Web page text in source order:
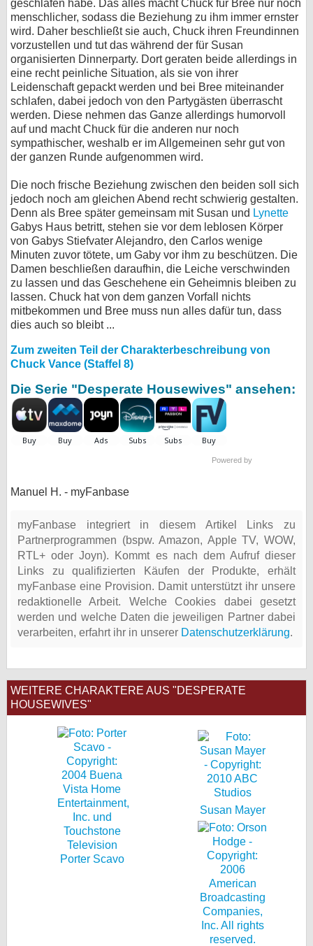
geschlafen habe. Das alles macht Chuck für Bree nur noch
menschlicher, sodass die Beziehung zu ihm immer ernster
wird. Daher beschließt sie auch, Chuck ihren Freundinnen
vorzustellen und tut das während der für Susan
organisierten Dinnerparty. Dort geraten beide allerdings in
eine recht peinliche Situation, als sie von ihrer
Leidenschaft gepackt werden und bei Bree miteinander
schlafen, dabei jedoch von den Partygästen überrascht
werden. Diese nehmen das Ganze allerdings humorvoll
auf und macht Chuck für die anderen nur noch
sympathischer, weshalb er im Allgemeinen sehr gut von
der ganzen Runde aufgenommen wird.
Die noch frische Beziehung zwischen den beiden soll sich
jedoch noch am gleichen Abend recht schwierig gestalten.
Denn als Bree später gemeinsam mit Susan und Lynette
Gabys Haus betritt, stehen sie vor dem leblosen Körper
von Gabys Stiefvater Alejandro, den Carlos wenige
Minuten zuvor tötete, um Gaby vor ihm zu beschützen. Die
Damen beschließen daraufhin, die Leiche verschwinden
zu lassen und das Geschehene ein Geheimnis bleiben zu
lassen. Chuck hat von dem ganzen Vorfall nichts
mitbekommen und Bree muss nun alles dafür tun, dass
dies auch so bleibt ...
Zum zweiten Teil der Charakterbeschreibung von
Chuck Vance (Staffel 8)
Die Serie "Desperate Housewives" ansehen:
Powered by
Manuel H. - myFanbase
myFanbase integriert in diesem Artikel Links zu
Partnerprogrammen (bspw. Amazon, Apple TV, WOW,
RTL+ oder Joyn). Kommt es nach dem Aufruf dieser
Links zu qualifizierten Käufen der Produkte, erhält
myFanbase eine Provision. Damit unterstützt ihr unsere
redaktionelle Arbeit. Welche Cookies dabei gesetzt
werden und welche Daten die jeweiligen Partner dabei
verarbeiten, erfahrt ihr in unserer Datenschutzerklärung.
WEITERE CHARAKTERE AUS "DESPERATE
HOUSEWIVES"
Porter Scavo
Susan Mayer